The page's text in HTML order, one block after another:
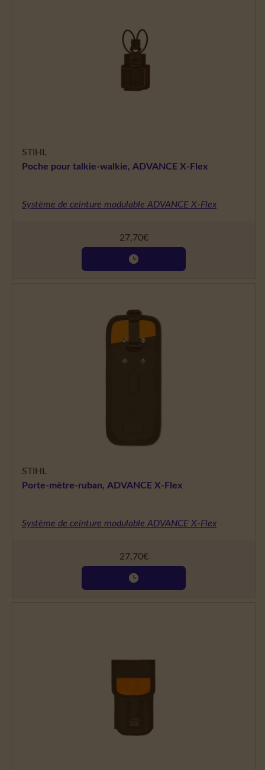
STIHL
Poche pour talkie-walkie, ADVANCE X-Flex
Système de ceinture modulable ADVANCE X-Flex
27,70€
STIHL
Porte-mètre-ruban, ADVANCE X-Flex
Système de ceinture modulable ADVANCE X-Flex
27,70€